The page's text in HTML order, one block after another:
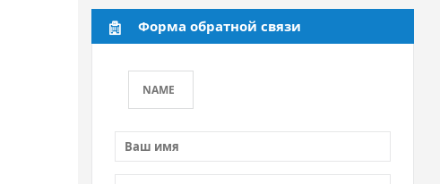
Форма обратной связи